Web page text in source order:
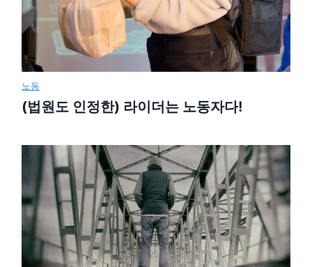
노동
(법원도 인정한) 라이더는 노동자다!